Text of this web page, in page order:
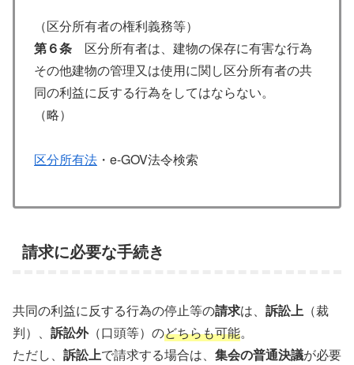
（区分所有者の権利義務等）
第６条 区分所有者は、建物の保存に有害な行為
その他建物の管理又は使用に関し区分所有者の共
同の利益に反する行為をしてはならない。
（略）
区分所有法 ・e-GOV法令検索
請求に必要な手続き
共同の利益に反する行為の停止等の請求は、 訴訟上 （裁
判）、 訴訟外（口頭等）のどちらも可能。
ただし、 訴訟上で請求する場合は、 集会の普通決議が必要